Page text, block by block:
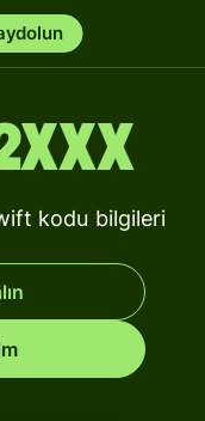
kodu bilgileri